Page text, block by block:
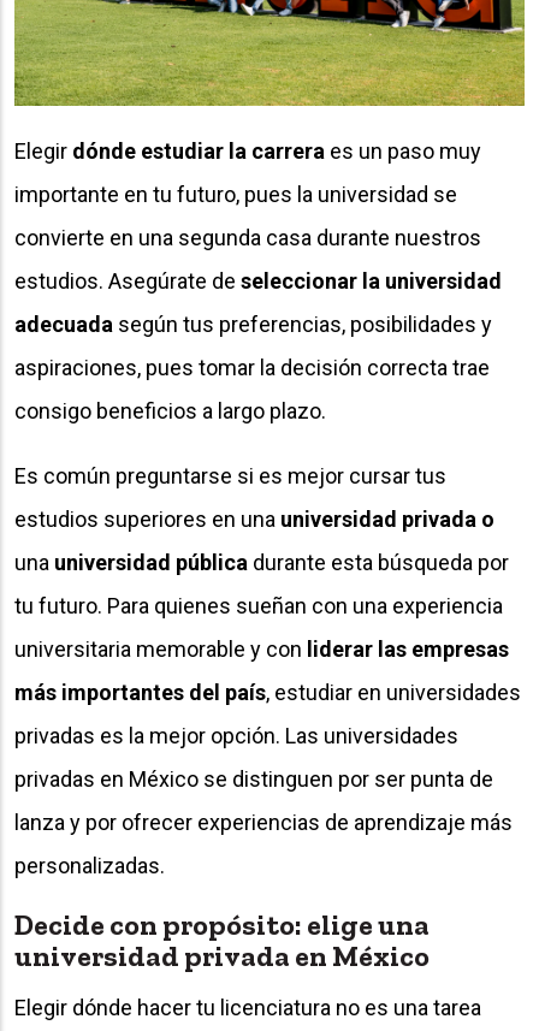
Elegir dónde estudiar la carrera es un paso muy
importante en tu futuro, pues la universidad se
convierte en una segunda casa durante nuestros
estudios. Asegúrate de seleccionar la universidad
adecuada según tus preferencias, posibilidades y
aspiraciones, pues tomar la decisión correcta trae
consigo beneficios a largo plazo.
Es común preguntarse si es mejor cursar tus
estudios superiores en una universidad privada o
una universidad pública durante esta búsqueda por
tu futuro. Para quienes sueñan con una experiencia
universitaria memorable y con liderar las empresas
más importantes del país, estudiar en universidades
privadas es la mejor opción. Las universidades
privadas en México se distinguen por ser punta de
lanza y por ofrecer experiencias de aprendizaje más
personalizadas.
Decide con propósito: elige una
universidad privada en México
Elegir dónde hacer tu licenciatura no es una tarea